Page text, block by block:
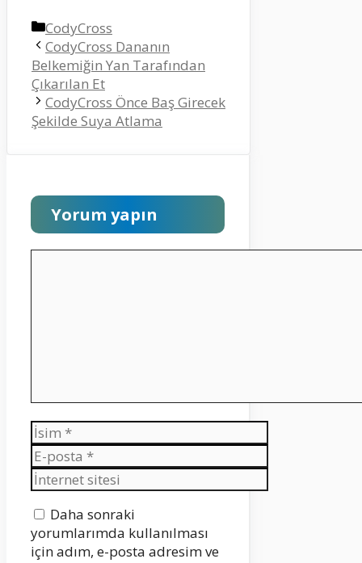
Kategoriler
CodyCross
CodyCross Dananın
Belkemiğin Yan Tarafından
Çıkarılan Et
CodyCross Önce Baş Girecek
Şekilde Suya Atlama
Yorum yapın
İsim
E-
posta
İnternet
sitesi
Daha sonraki
yorumlarımda kullanılması
için adım, e-posta adresim ve